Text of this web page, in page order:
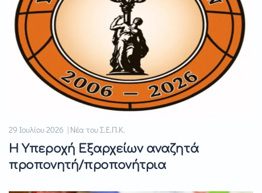
29 Ιουλίου 2026 | Νέα του Σ.Ε.Π.Κ.
Η Υπεροχή Εξαρχείων αναζητά
προπονητή/προπονήτρια